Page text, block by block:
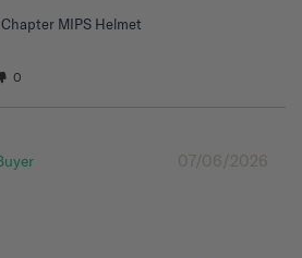
Chapter MIPS Helmet
0
07/06/2026